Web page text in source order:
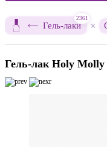
Гель-лаки
2361
×
Гель-лак Holy